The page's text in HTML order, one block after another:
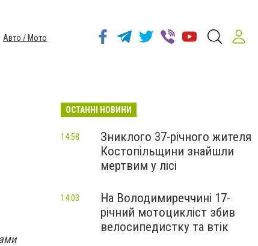
Авто / Мото
ОСТАННІ НОВИНИ
Зниклого 37-річного жителя
Костопільщини знайшли
мертвим у лісі
14:58
На Володимиреччині 17-
річний мотоцикліст збив
велосипедистку та втік
14:03